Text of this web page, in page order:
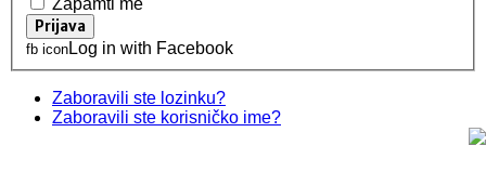
fb icon Log in with Facebook
Zaboravili ste lozinku?
Zaboravili ste korisničko ime?